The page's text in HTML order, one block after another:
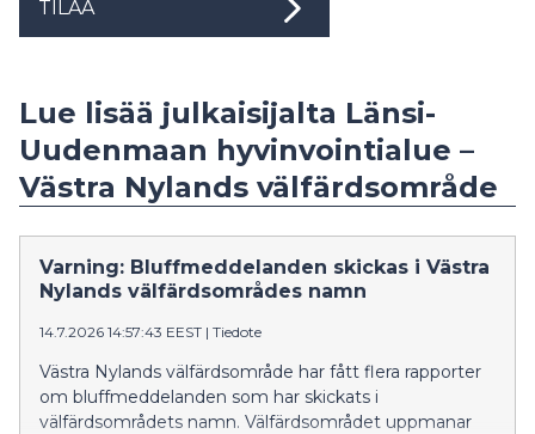
TILAA
Lue lisää julkaisijalta Länsi-
Uudenmaan hyvinvointialue –
Västra Nylands välfärdsområde
Varning: Bluffmeddelanden skickas i Västra
Nylands välfärdsområdes namn
14.7.2026 14:57:43 EEST | Tiedote
Västra Nylands välfärdsområde har fått flera rapporter
om bluffmeddelanden som har skickats i
välfärdsområdets namn. Välfärdsområdet uppmanar